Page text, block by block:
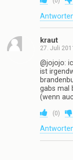
kraut
27. Juli 2011
@jojojo:
ist
gabs mal
(wenn
(0)